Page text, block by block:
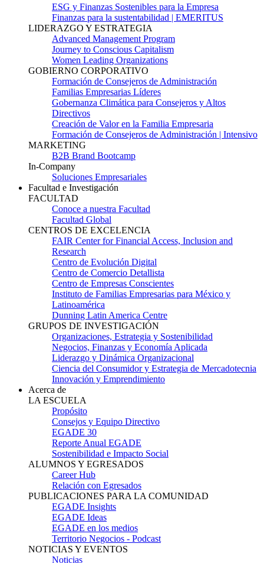
ESG y Finanzas Sostenibles para la Empresa
Finanzas para la sustentabilidad | EMERITUS
LIDERAZGO Y ESTRATEGIA
Advanced Management Program
Journey to Conscious Capitalism
Women Leading Organizations
GOBIERNO CORPORATIVO
Formación de Consejeros de Administración
Familias Empresarias Líderes
Gobernanza Climática para Consejeros y Altos
Directivos
Creación de Valor en la Familia Empresaria
Formación de Consejeros de Administración | Intensivo
MARKETING
B2B Brand Bootcamp
In-Company
Soluciones Empresariales
Facultad e Investigación
FACULTAD
Conoce a nuestra Facultad
Facultad Global
CENTROS DE EXCELENCIA
FAIR Center for Financial Access, Inclusion and
Research
Centro de Evolución Digital
Centro de Comercio Detallista
Centro de Empresas Conscientes
Instituto de Familias Empresarias para México y
Latinoamérica
Dunning Latin America Centre
GRUPOS DE INVESTIGACIÓN
Organizaciones, Estrategia y Sostenibilidad
Negocios, Finanzas y Economía Aplicada
Liderazgo y Dinámica Organizacional
Ciencia del Consumidor y Estrategia de Mercadotecnia
Innovación y Emprendimiento
Acerca de
LA ESCUELA
Propósito
Consejos y Equipo Directivo
EGADE 30
Reporte Anual EGADE
Sostenibilidad e Impacto Social
ALUMNOS Y EGRESADOS
Career Hub
Relación con Egresados
PUBLICACIONES PARA LA COMUNIDAD
EGADE Insights
EGADE Ideas
EGADE en los medios
Territorio Negocios - Podcast
NOTICIAS Y EVENTOS
Noticias